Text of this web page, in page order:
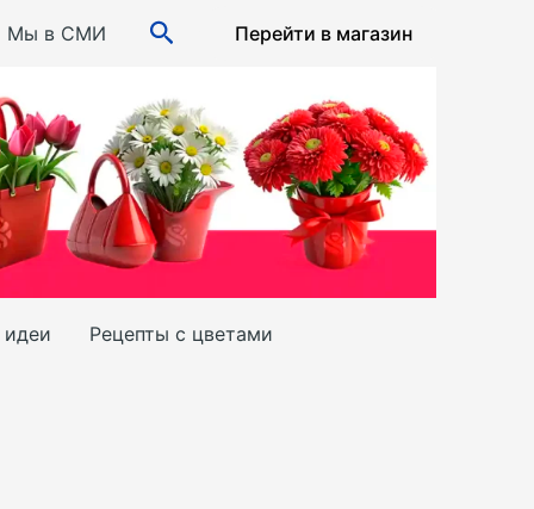
Мы в СМИ Поиск Перейти в магазин
Рецепты с цветами